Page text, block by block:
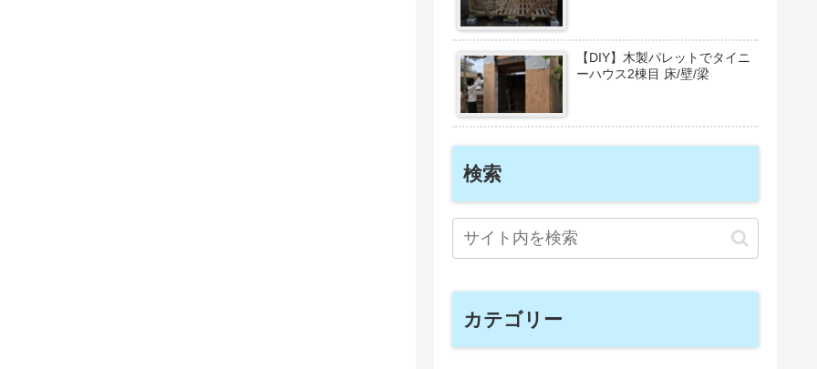
【DIY】木製パレットでタイニ
ーハウス2棟目 床/壁/梁
検索
カテゴリー